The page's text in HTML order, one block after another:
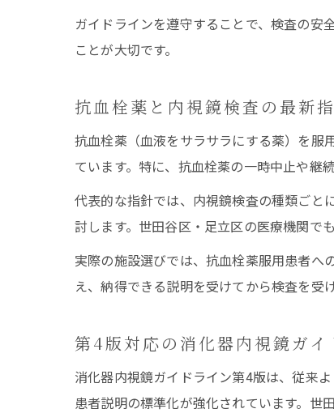
ガイドラインを遵守することで、検査の安
ことが大切です。
抗血栓薬と内視鏡検査の最新
抗血栓薬（血液をサラサラにする薬）を服
ています。特に、抗血栓薬の一時中止や継
代表的な指針では、内視鏡検査の種類ごと
討します。世田谷区・足立区の医療機関で
実際の施設選びでは、抗血栓薬服用患者へ
え、納得できる説明を受けてから検査を受
第4版対応の消化器内視鏡ガイ
消化器内視鏡ガイドライン第4版は、従来
患者説明の標準化が強化されています。世